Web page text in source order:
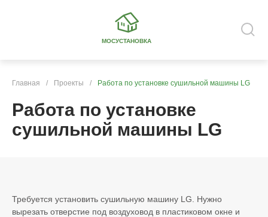
МОСУСТАНОВКА
Главная / Проекты / Работа по установке сушильной машины LG
Работа по установке
сушильной машины LG
Требуется установить сушильную машину LG. Нужно
вырезать отверстие под воздуховод в пластиковом окне и